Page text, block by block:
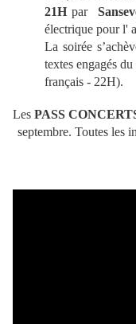
21H par
électrique pour l'
La soirée
textes engagés
français - 22H).
Les PASS
septembre. Toutes les